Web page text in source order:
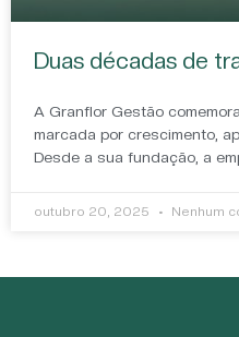
Duas décadas de
A Granflor Gestão
marcada por crescimento,
Desde a sua fundação, a
outubro 20, 2025 Nenhum